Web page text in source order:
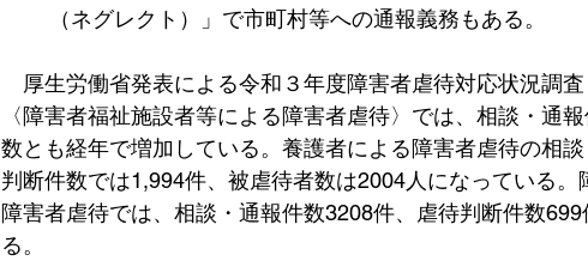
（ネグレクト）」で市町村等への通報義務もある。
厚生労働省発表による令和３年度障害者虐待対応状況調査
〈障害者福祉施設者等による障害者虐待〉では、相談・通
数とも経年で増加している。養護者による障害者虐待の相
判断件数では1,994件、被虐待者数は2004人になっている
障害者虐待では、相談・通報件数3208件、虐待判断件数
る。